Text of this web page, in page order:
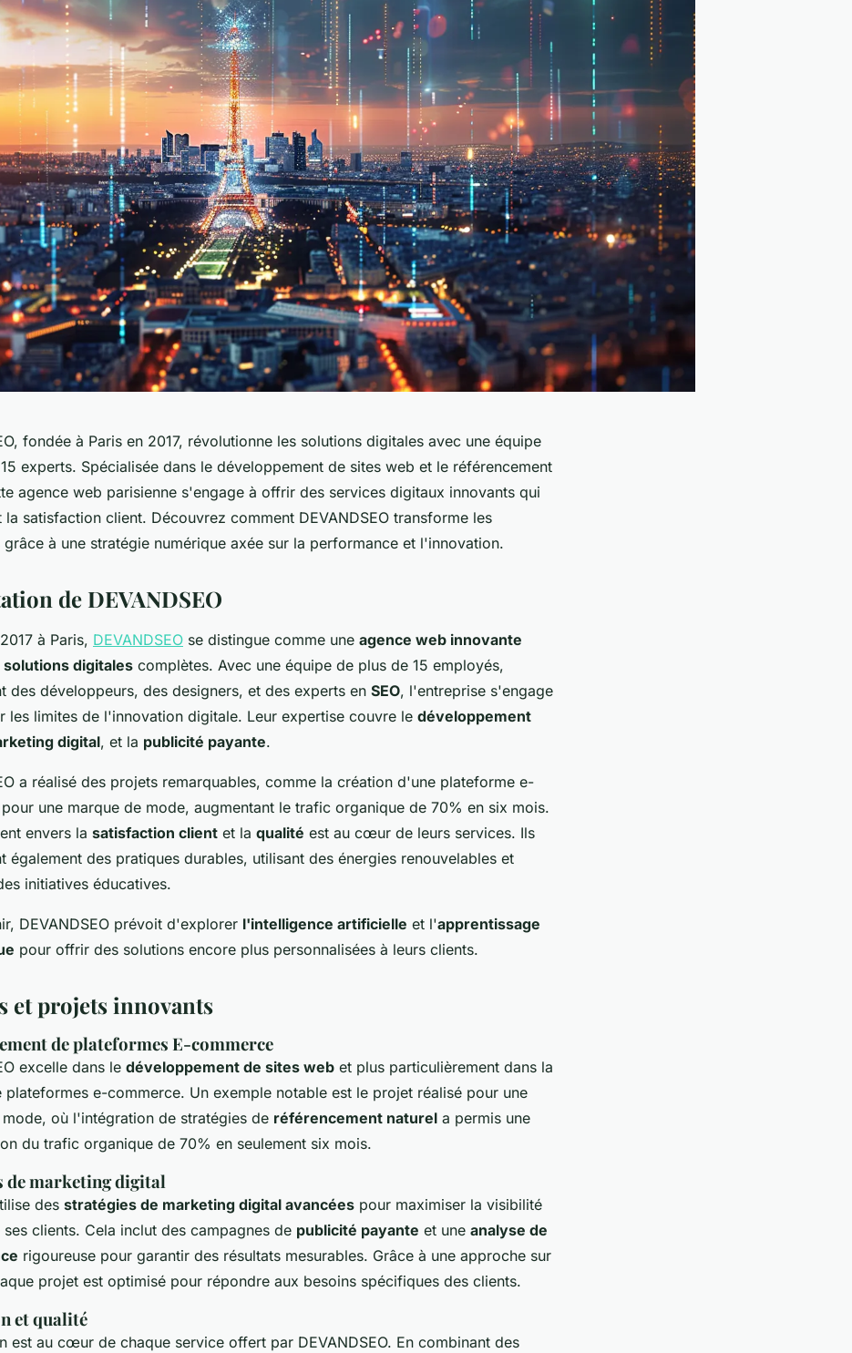
fondée à Paris en 2017, révolutionne les solutions digitales avec une équipe
experts. Spécialisée dans le développement de sites web et le référencement
agence web parisienne s'engage à offrir des services digitaux innovants qui
la satisfaction client. Découvrez comment DEVANDSEO transforme les
grâce à une stratégie numérique axée sur la performance et l'innovation.
de DEVANDSEO
à Paris, DEVANDSEO se distingue comme une agence web innovante
solutions digitales complètes. Avec une équipe de plus de 15 employés,
des développeurs, des designers, et des experts en SEO, l'entreprise s'engage
les limites de l'innovation digitale. Leur expertise couvre le développement
digital, et la publicité payante.
a réalisé des projets remarquables, comme la création d'une plateforme e-
une marque de mode, augmentant le trafic organique de 70% en six mois.
envers la satisfaction client et la qualité est au cœur de leurs services. Ils
également des pratiques durables, utilisant des énergies renouvelables et
initiatives éducatives.
DEVANDSEO prévoit d'explorer l'intelligence artificielle et l'apprentissage
pour offrir des solutions encore plus personnalisées à leurs clients.
et projets innovants
de plateformes E-commerce
excelle dans le développement de sites web et plus particulièrement dans la
plateformes e-commerce. Un exemple notable est le projet réalisé pour une
où l'intégration de stratégies de référencement naturel a permis une
du trafic organique de 70% en seulement six mois.
de marketing digital
des stratégies de marketing digital avancées pour maximiser la visibilité
clients. Cela inclut des campagnes de publicité payante et une analyse de
rigoureuse pour garantir des résultats mesurables. Grâce à une approche sur
projet est optimisé pour répondre aux besoins spécifiques des clients.
et qualité
est au cœur de chaque service offert par DEVANDSEO. En combinant des